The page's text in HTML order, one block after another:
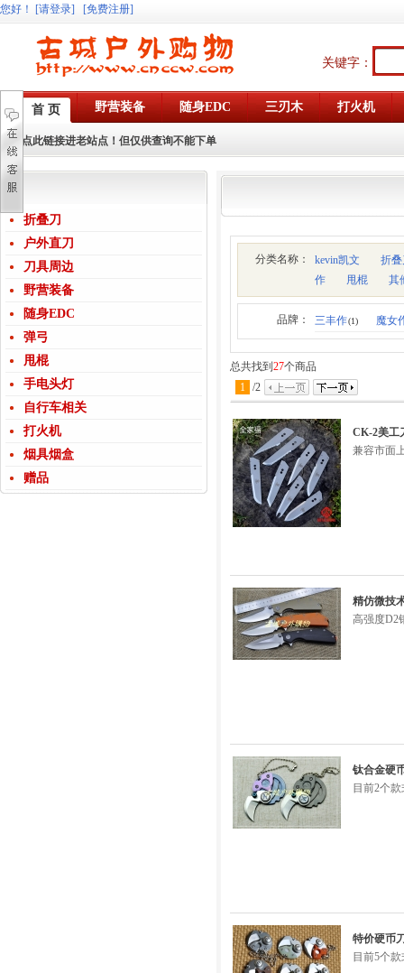
您好 ！ [请登录] [免费注册]
关键字：
首 页 野营装备 随身EDC 三刃木 打火机
点此链接进老站点！但仅供查询不能下单
折叠刀
户外直刀
刀具周边
野营装备
随身EDC
弹弓
甩棍
手电头灯
自行车相关
打火机
烟具烟盒
赠品
分类名称： kevin凯文
折
作
甩棍 其
品牌： 三丰作(1) 魔女
总共找到 27个商品
1 /2
CK-2美工
兼容市面
精仿微技
高强度D2
钛合金硬
目前2个
特价硬币
目前5个